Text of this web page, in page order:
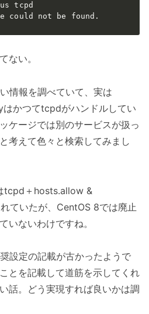
tcpd
could not be found.
ない。
情報を調べていて、実は
かつてtcpdがハンドルしてい
ケージでは別のサービスが扱っ
考えて色々と検索してみまし
tcpd＋hosts.allow &
ていたが、CentOS 8では廃止
いないわけですね。
設定の記載が古かったようで
とを記載して道筋を示してくれ
話。どう実現すれば良いかは調